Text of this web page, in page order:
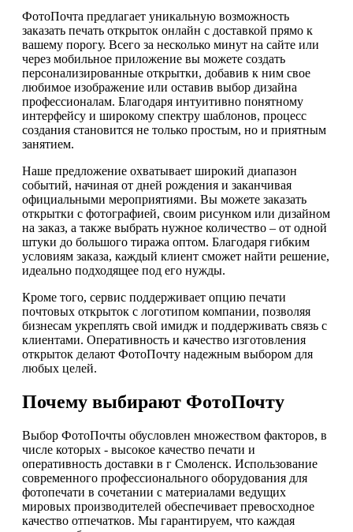
ФотоПочта предлагает уникальную возможность
заказать печать открыток онлайн с доставкой прямо к
вашему порогу. Всего за несколько минут на сайте или
через мобильное приложение вы можете создать
персонализированные открытки, добавив к ним свое
любимое изображение или оставив выбор дизайна
профессионалам. Благодаря интуитивно понятному
интерфейсу и широкому спектру шаблонов, процесс
создания становится не только простым, но и приятным
занятием.
Наше предложение охватывает широкий диапазон
событий, начиная от дней рождения и заканчивая
официальными мероприятиями. Вы можете заказать
открытки с фотографией, своим рисунком или дизайном
на заказ, а также выбрать нужное количество – от одной
штуки до большого тиража оптом. Благодаря гибким
условиям заказа, каждый клиент сможет найти решение,
идеально подходящее под его нужды.
Кроме того, сервис поддерживает опцию печати
почтовых открыток с логотипом компании, позволяя
бизнесам укреплять свой имидж и поддерживать связь с
клиентами. Оперативность и качество изготовления
открыток делают ФотоПочту надежным выбором для
любых целей.
Почему выбирают ФотоПочту
Выбор ФотоПочты обусловлен множеством факторов, в
числе которых - высокое качество печати и
оперативность доставки в г Смоленск. Использование
современного профессионального оборудования для
фотопечати в сочетании с материалами ведущих
мировых производителей обеспечивает превосходное
качество отпечатков. Мы гарантируем, что каждая